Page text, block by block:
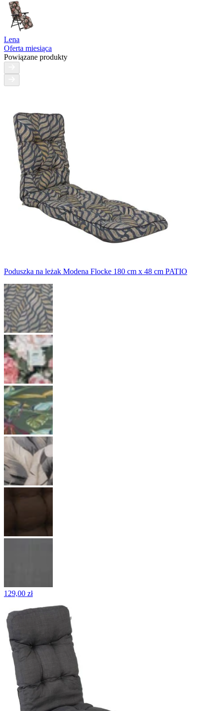
Lena
Oferta miesiąca
Powiązane produkty
Poduszka na leżak Modena Flocke 180 cm x 48 cm PATIO
129,00 zł